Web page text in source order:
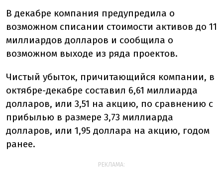
В декабре компания предупредила о
возможном списании стоимости активов до 11
миллиардов долларов и сообщила о
возможном выходе из ряда проектов.
Чистый убыток, причитающийся компании, в
октябре-декабре составил 6,61 миллиарда
долларов, или 3,51 на акцию, по сравнению с
прибылью в размере 3,73 миллиарда
долларов, или 1,95 доллара на акцию, годом
ранее.
РЕКЛАМА: